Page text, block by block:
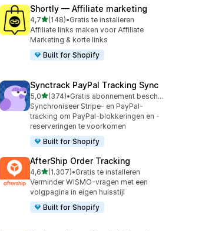
Shortly — Affiliate marketing
4,7van 5 sterren
(148)
148 recensies in totaal
•Gratis te installeren
Affiliate links maken voor Affiliate
Marketing & korte links
Built for Shopify
Synctrack PayPal Tracking Sync
5,0van 5 sterren
(374)
374 recensies in totaal
•
Gratis abonnement beschikbaar
Synchroniseer Stripe- en PayPal-
tracking om PayPal-blokkeringen en -
reserveringen te voorkomen
Built for Shopify
AfterShip Order Tracking
4,6van 5 sterren
(1.307)
1307 recensies in totaal
•Gratis te installeren
Verminder WISMO-vragen met een
volgpagina in eigen huisstijl
Built for Shopify